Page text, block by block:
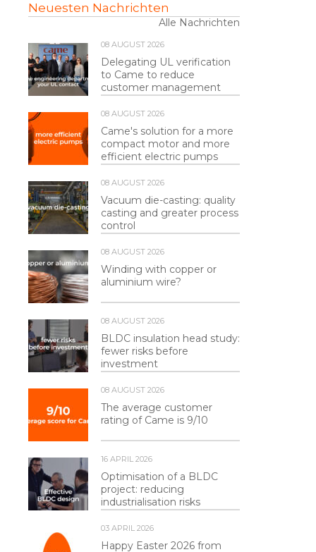
Neuesten Nachrichten
Alle Nachrichten
08 AUGUST 2026
Delegating UL verification
to Came to reduce
customer management
08 AUGUST 2026
Came's solution for a more
compact motor and more
efficient electric pumps
08 AUGUST 2026
Vacuum die-casting: quality
casting and greater process
control
08 AUGUST 2026
Winding with copper or
aluminium wire?
08 AUGUST 2026
BLDC insulation head study:
fewer risks before
investment
08 AUGUST 2026
The average customer
rating of Came is 9/10
16 APRIL 2026
Optimisation of a BLDC
project: reducing
industrialisation risks
03 APRIL 2026
Happy Easter 2026 from